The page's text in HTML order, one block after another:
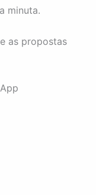
minuta.
as propostas